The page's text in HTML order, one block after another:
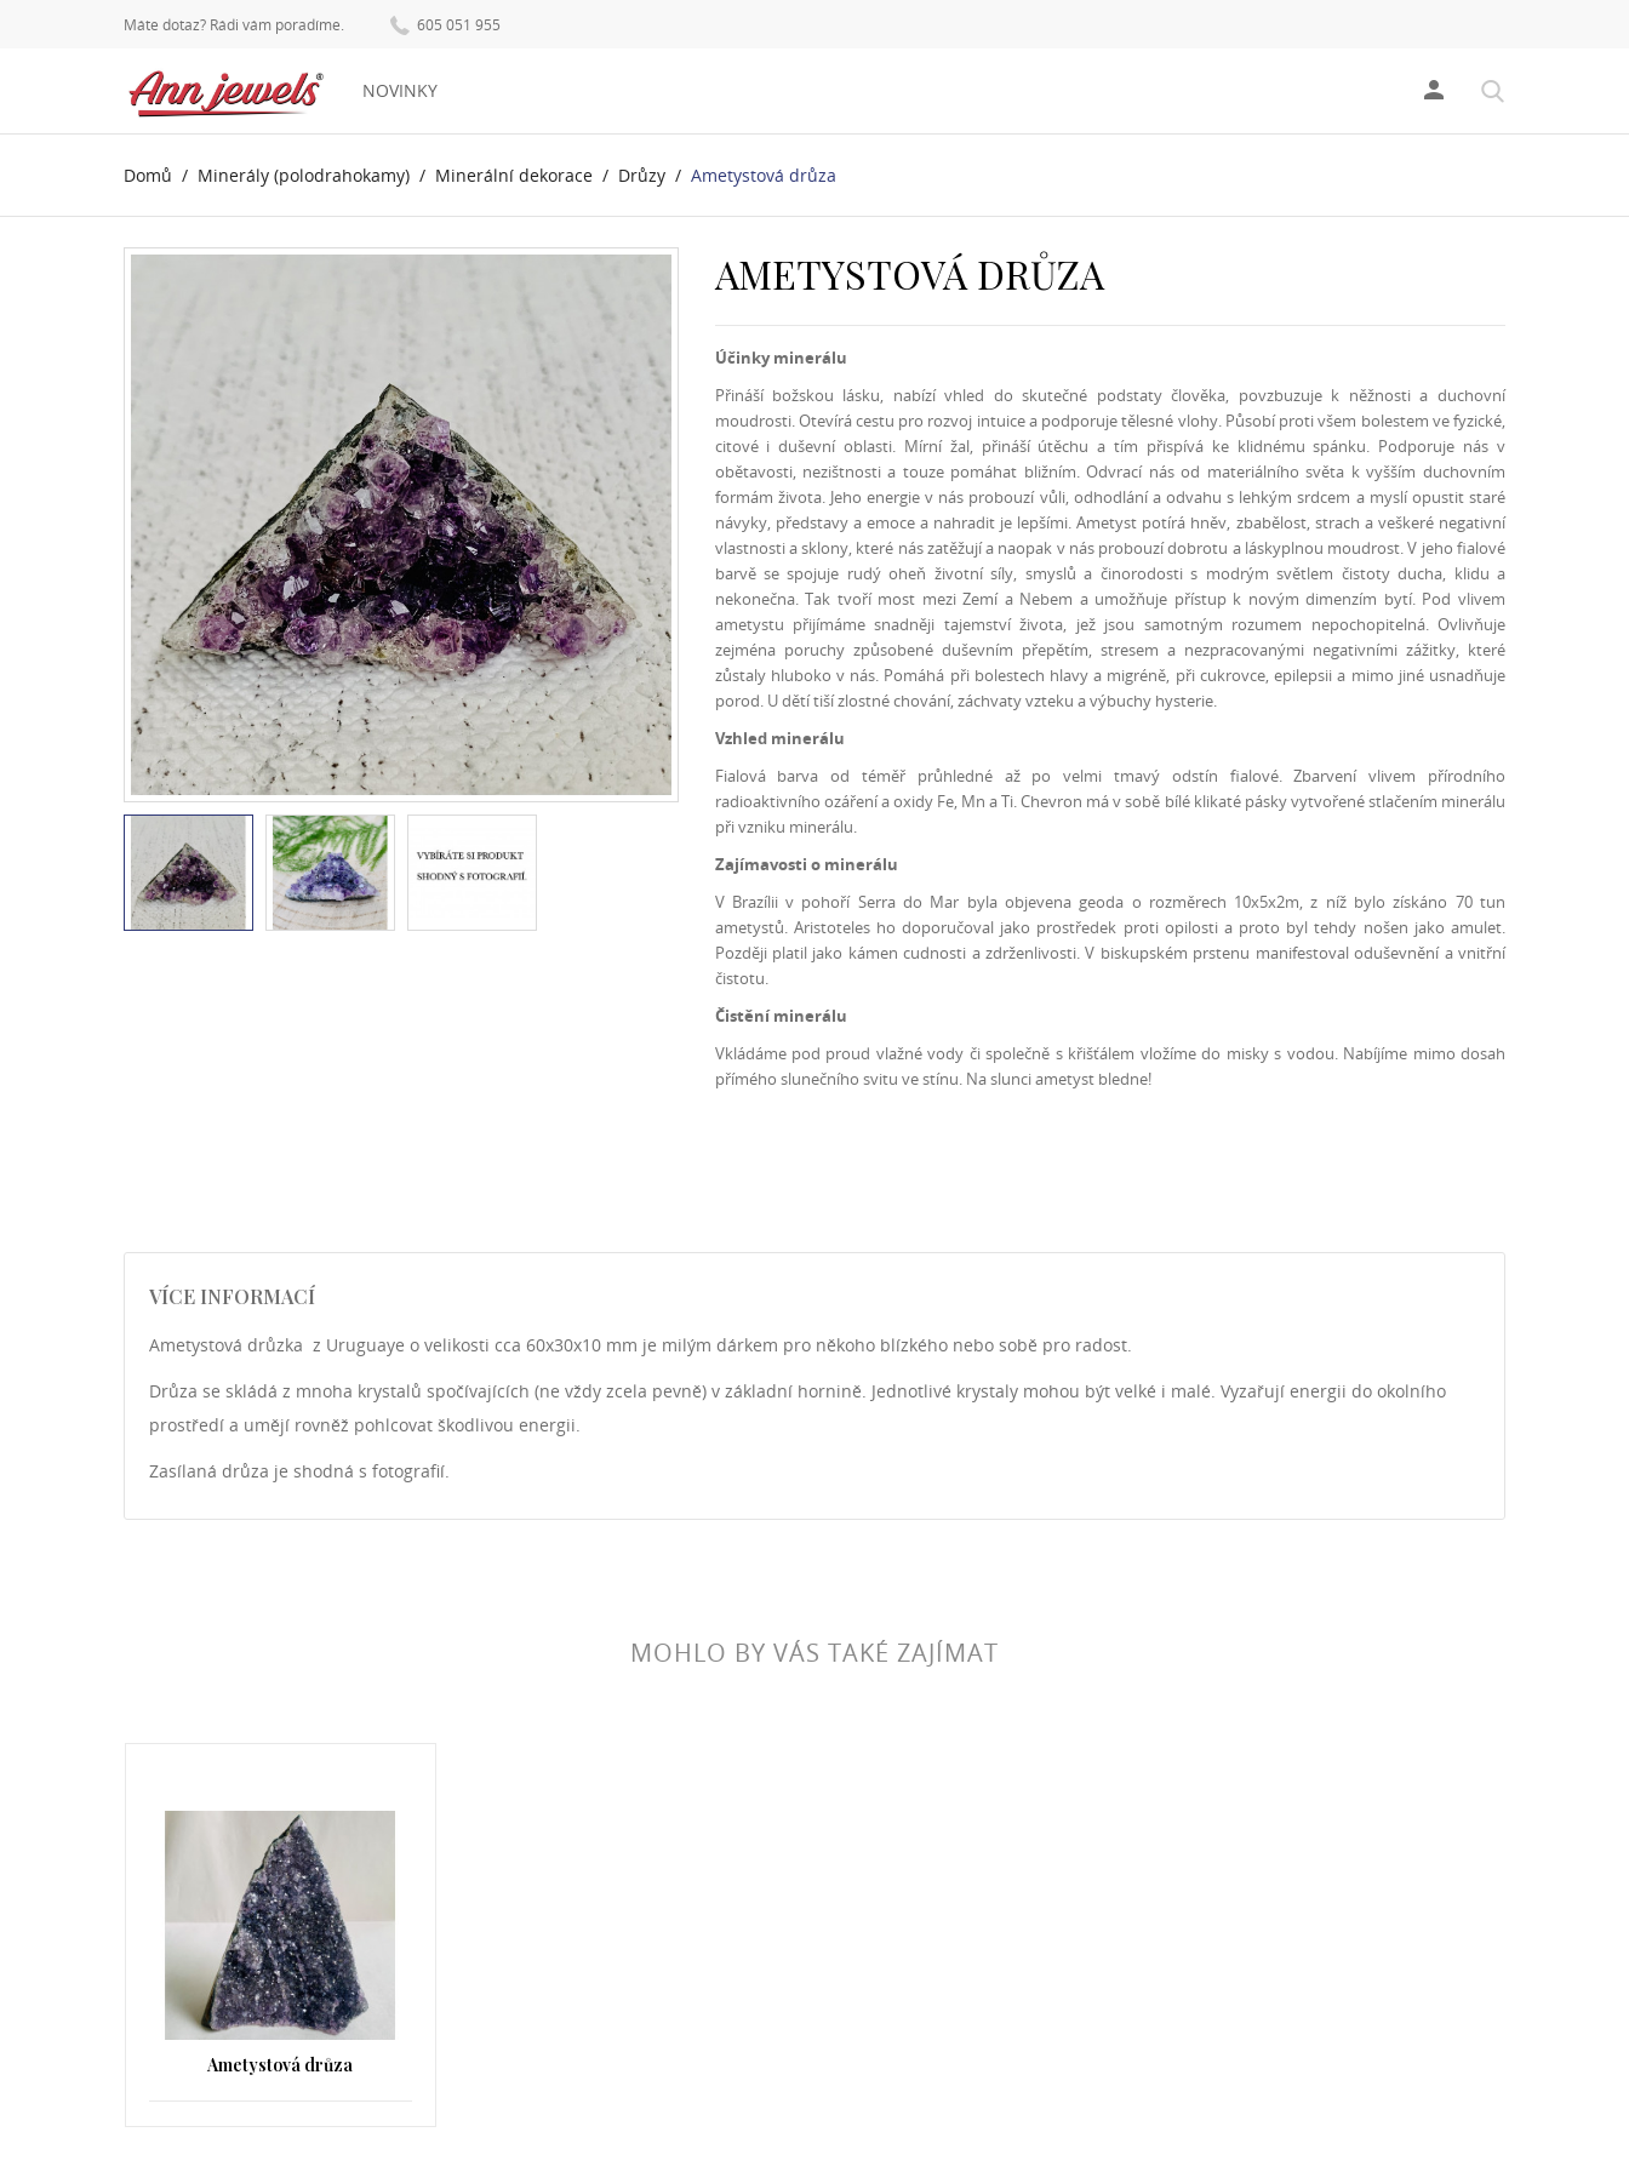
Máte dotaz? Rádi vám poradíme. 605 051 955
NOVINKY person
Domů Minerály (polodrahokamy) Minerální dekorace Drůzy Ametystová drůza
AMETYSTOVÁ DRŮZA
Účinky minerálu
Přináší božskou lásku, nabízí vhled do skutečné podstaty člověka, povzbuzuje k něžnosti a duchovní
moudrosti. Otevírá cestu pro rozvoj intuice a podporuje tělesné vlohy. Působí proti všem bolestem ve fyzické,
citové i duševní oblasti. Mírní žal, přináší útěchu a tím přispívá ke klidnému spánku. Podporuje nás v
obětavosti, nezištnosti a touze pomáhat bližním. Odvrací nás od materiálního světa k vyšším duchovním
formám života. Jeho energie v nás probouzí vůli, odhodlání a odvahu s lehkým srdcem a myslí opustit staré
návyky, představy a emoce a nahradit je lepšími. Ametyst potírá hněv, zbabělost, strach a veškeré negativní
vlastnosti a sklony, které nás zatěžují a naopak v nás probouzí dobrotu a láskyplnou moudrost. V jeho fialové
barvě se spojuje rudý oheň životní síly, smyslů a činorodosti s modrým světlem čistoty ducha, klidu a
nekonečna. Tak tvoří most mezi Zemí a Nebem a umožňuje přístup k novým dimenzím bytí. Pod vlivem
ametystu přijímáme snadněji tajemství života, jež jsou samotným rozumem nepochopitelná. Ovlivňuje
zejména poruchy způsobené duševním přepětím, stresem a nezpracovanými negativními zážitky, které
zůstaly hluboko v nás. Pomáhá při bolestech hlavy a migréně, při cukrovce, epilepsii a mimo jiné usnadňuje
porod. U dětí tiší zlostné chování, záchvaty vzteku a výbuchy hysterie.
Vzhled minerálu
Fialová barva od téměř průhledné až po velmi tmavý odstín fialové. Zbarvení vlivem přírodního
radioaktivního ozáření a oxidy Fe, Mn a Ti. Chevron má v sobě bílé klikaté pásky vytvořené stlačením minerálu
při vzniku minerálu.
Zajímavosti o minerálu
V Brazílii v pohoří Serra do Mar byla objevena geoda o rozměrech 10x5x2m, z níž bylo získáno 70 tun
ametystů. Aristoteles ho doporučoval jako prostředek proti opilosti a proto byl tehdy nošen jako amulet.
Později platil jako kámen cudnosti a zdrženlivosti. V biskupském prstenu manifestoval oduševnění a vnitřní
čistotu.
Čistění minerálu
Vkládáme pod proud vlažné vody či společně s křišťálem vložíme do misky s vodou. Nabíjíme mimo dosah
přímého slunečního svitu ve stínu. Na slunci ametyst bledne!
VÍCE INFORMACÍ
Ametystová drůzka z Uruguaye o velikosti cca 60x30x10 mm je milým dárkem pro někoho blízkého nebo sobě pro radost.
Drůza se skládá z mnoha krystalů spočívajících (ne vždy zcela pevně) v základní hornině. Jednotlivé krystaly mohou být velké i malé. Vyzařují energii do okolního
prostředí a umějí rovněž pohlcovat škodlivou energii.
Zasílaná drůza je shodná s fotografií.
MOHLO BY VÁS TAKÉ ZAJÍMAT
Ametystová drůza